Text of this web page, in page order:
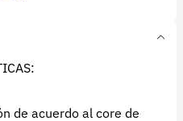
de acuerdo al core de